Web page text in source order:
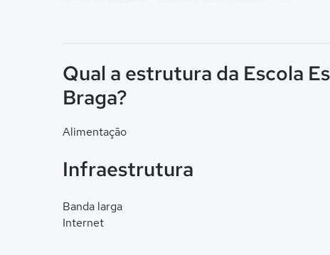
Qual a estrutura da Escola
Braga?
Alimentação
Infraestrutura
Banda larga
Internet